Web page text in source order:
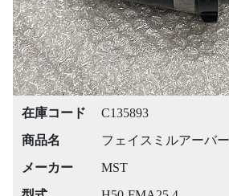
在庫コード
C135893
商品名
フェイスミルアーバー
メーカー
MST